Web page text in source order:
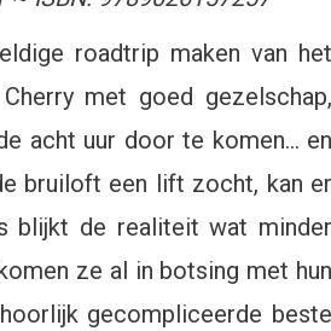
roadtrip maken van het
met goed gezelschap,
acht uur door te komen… en
bruiloft een lift zocht, kan er
blijkt de realiteit wat minder
ze al in botsing met hun
gecompliceerde beste